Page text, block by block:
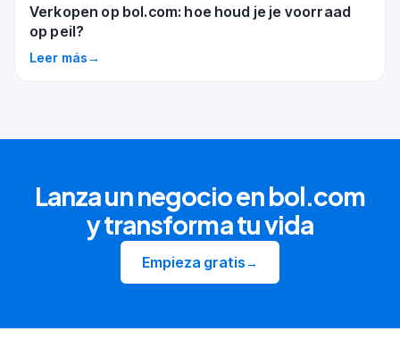
Verkopen op bol.com: hoe houd je je voorraad
op peil?
Leer más→
Lanza un negocio en bol.com
y transforma tu vida
Empieza gratis→